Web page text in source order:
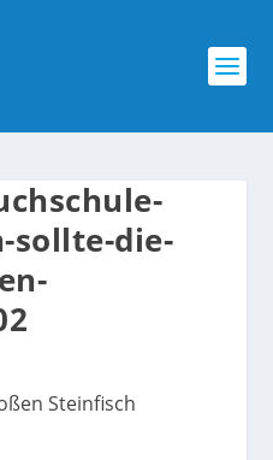
sollte-die-